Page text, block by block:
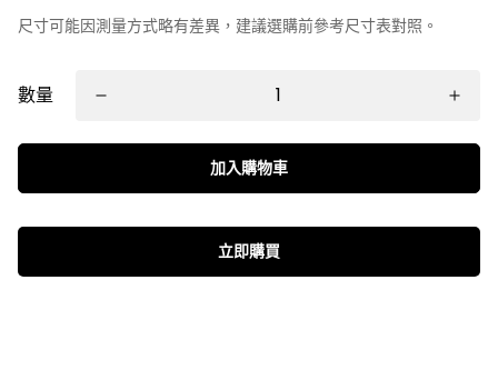
尺寸可能因測量方式略有差異，建議選購前參考尺寸表對照。
數量
加入購物車
立即購買